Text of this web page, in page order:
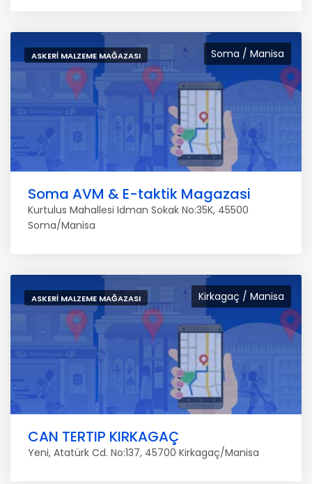
Soma / Manisa
ASKERI MALZEME MAĞAZASI
Soma AVM & E-taktik Magazasi
Kurtulus Mahallesi Idman Sokak No:35K, 45500
Soma/Manisa
Kirkagaç / Manisa
ASKERI MALZEME MAĞAZASI
CAN TERTIP KIRKAGAÇ
Yeni, Atatürk Cd. No:137, 45700 Kirkagaç/Manisa